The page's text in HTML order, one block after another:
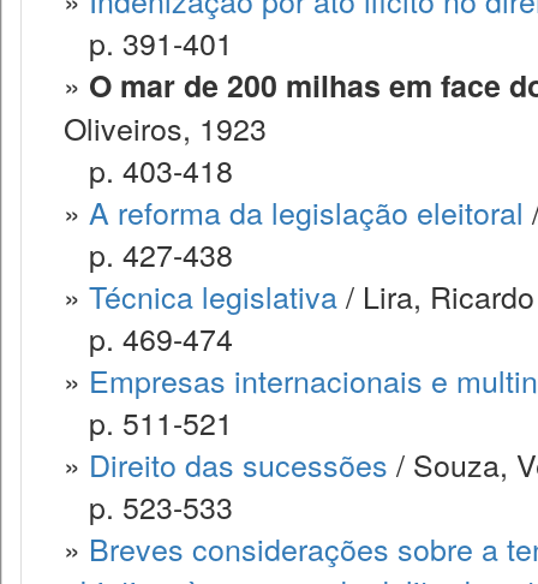
p. 391-401
» O mar de 200 milhas em face
Oliveiros, 1923
p. 403-418
» A reforma da legislação eleitoral
p. 427-438
» Técnica legislativa/ Lira,
p. 469-474
» Empresas internacionais e
p. 511-521
» Direito das sucessões / Souza,
p. 523-533
» Breves considerações sobre a